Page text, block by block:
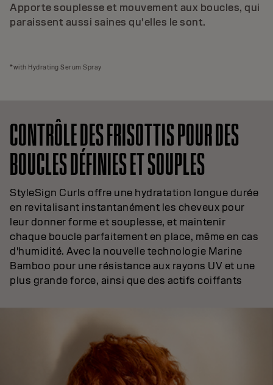
Apporte souplesse et mouvement aux boucles, qui
paraissent aussi saines qu'elles le sont.
*with Hydrating Serum Spray
CONTRÔLE DES FRISOTTIS POUR DES
BOUCLES DÉFINIES ET SOUPLES
StyleSign Curls offre une hydratation longue durée
en revitalisant instantanément les cheveux pour
leur donner forme et souplesse, et maintenir
chaque boucle parfaitement en place, même en cas
d'humidité. Avec la nouvelle technologie Marine
Bamboo pour une résistance aux rayons UV et une
plus grande force, ainsi que des actifs coiffants